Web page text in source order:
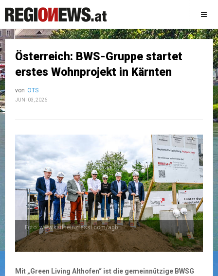
Österreich: BWS-Gruppe startet
erstes Wohnprojekt in Kärnten
von OTS
JUNI 03, 2026
Foto: www.karlheinzfessl.com/agb
Mit „Green Living Althofen“ ist die gemeinnützige BWSG